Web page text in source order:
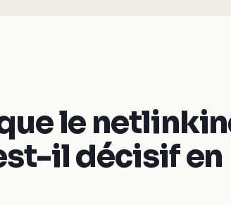
le
il décisif en